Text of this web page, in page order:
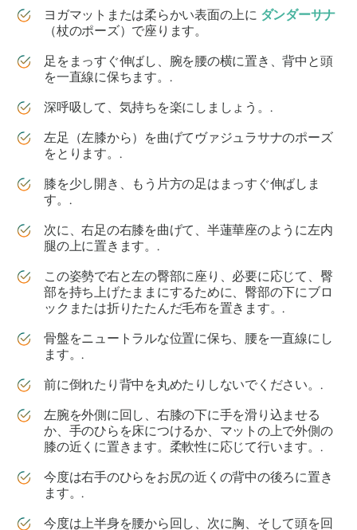
ヨガマットまたは柔らかい表面の上に ダンダーサナ
（杖のポーズ）で座ります。
足をまっすぐ伸ばし、腕を腰の横に置き、背中と頭
を一直線に保ちます。.
深呼吸して、気持ちを楽にしましょう。.
左足（左膝から）を曲げてヴァジュラサナのポーズ
をとります。.
膝を少し開き、もう片方の足はまっすぐ伸ばしま
す。.
次に、右足の右膝を曲げて、半蓮華座のように左内
腿の上に置きます。.
この姿勢で右と左の臀部に座り、必要に応じて、臀
部を持ち上げたままにするために、臀部の下にブロ
ックまたは折りたたんだ毛布を置きます。.
骨盤をニュートラルな位置に保ち、腰を一直線にし
ます。.
前に倒れたり背中を丸めたりしないでください。.
左腕を外側に回し、右膝の下に手を滑り込ませる
か、手のひらを床につけるか、マットの上で外側の
膝の近くに置きます。柔軟性に応じて行います。.
今度は右手のひらをお尻の近くの背中の後ろに置き
ます。.
今度は上半身を腰から回し、次に胸、そして頭を回